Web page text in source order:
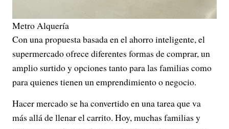
Metro Alquería
Con una propuesta basada en el ahorro inteligente, el
supermercado ofrece diferentes formas de comprar, un
amplio surtido y opciones tanto para las familias como
para quienes tienen un emprendimiento o negocio.
Hacer mercado se ha convertido en una tarea que va
más allá de llenar el carrito. Hoy, muchas familias y